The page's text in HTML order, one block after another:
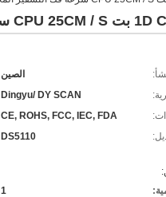
الصين
Dingyu/ DY SCAN
CE, ROHS, FCC, IEC, FDA
DS5110
1